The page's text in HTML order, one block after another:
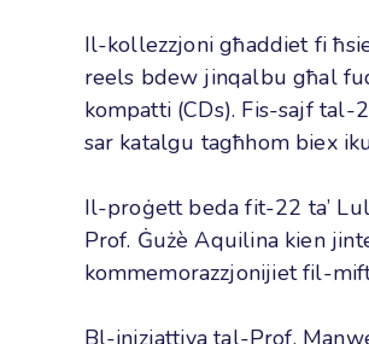
Il-kollezzjoni għaddiet fi
reels bdew jinqalbu għal
kompatti (CDs). Fis-sajf
sar katalgu tagħhom biex
Il-proġett beda fit-22 ta’
Prof. Ġużè Aquilina kien
kommemorazzjonijiet fil-
Bl-inizjattiva tal-Prof.